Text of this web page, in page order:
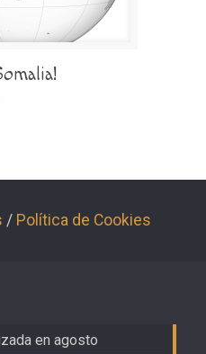
/ Política de Cookies
en agosto